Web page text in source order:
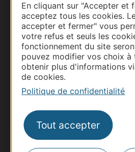
En cliquant sur "Accepter et
acceptez tous les cookies.
accepter et fermer" vous
votre refus et seuls les
fonctionnement du site
pouvez modifier vos choix à
obtenir plus d'informations
de cookies.
Politique de confidentialité
Tout accepter
Documentation
Thermalisme